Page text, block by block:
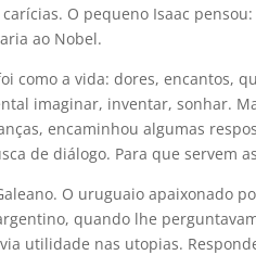
O pequeno Isaac
ao Nobel.
como a vida: dores, encantos,
imaginar, inventar, sonhar.
encaminhou algumas
de diálogo. Para que servem
O uruguaio apaixonado
quando lhe
utilidade nas utopias.